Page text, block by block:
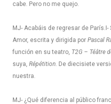
cabe. Pero no me quejo.
MJ- Acabáis de regresar de París.
Amor, escrita y dirigida por Pascal
función en su teatro, T2G – Téâtre
suya, Répétition. De diecisiete
nuestra.
MJ- ¿Qué diferencia al público